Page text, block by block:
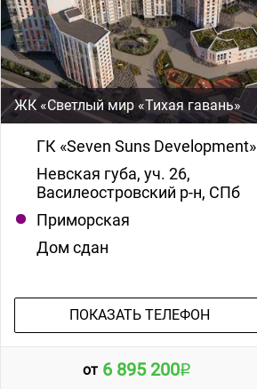
ЖК «Светлый мир «Тихая гавань»
ГК «Seven Suns Development»
Невская губа, уч. 26,
Василеостровский р-н, СПб
Приморская
Дом сдан
ПОКАЗАТЬ ТЕЛЕФОН
от 6 895 200